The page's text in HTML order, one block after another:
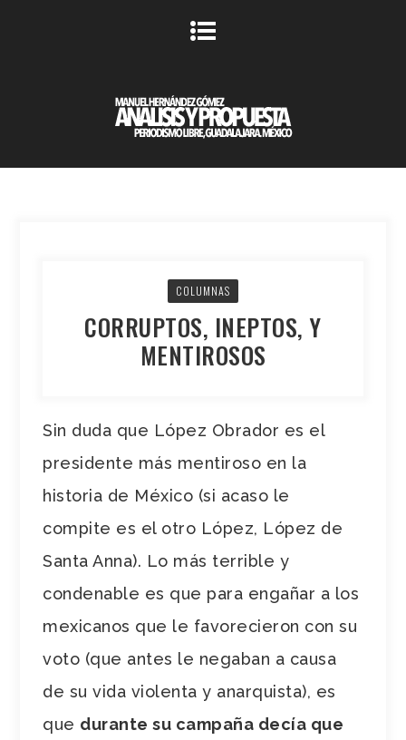
COLUMNAS
CORRUPTOS, INEPTOS, Y
MENTIROSOS
Sin duda que López Obrador es el
presidente más mentiroso en la
historia de México (si acaso le
compite es el otro López, López de
Santa Anna). Lo más terrible y
condenable es que para engañar a los
mexicanos que le favorecieron con su
voto (que antes le negaban a causa
de su vida violenta y anarquista), es
que durante su campaña decía que